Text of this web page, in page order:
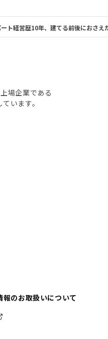
#不労所得
ーリー #JR横須賀線
線
ピック
ト経営歴10年、建てる前後におさえ
場企業である
います。
のお取扱いについて